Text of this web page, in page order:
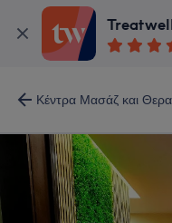
Κέντρα Μασάζ και